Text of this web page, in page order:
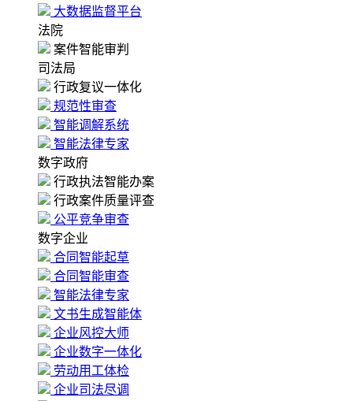
大数据监督平台
法院
案件智能审判
司法局
行政复议一体化
规范性审查
智能调解系统
智能法律专家
数字政府
行政执法智能办案
行政案件质量评查
公平竞争审查
数字企业
合同智能起草
合同智能审查
智能法律专家
文书生成智能体
企业风控大师
企业数字一体化
劳动用工体检
企业司法尽调